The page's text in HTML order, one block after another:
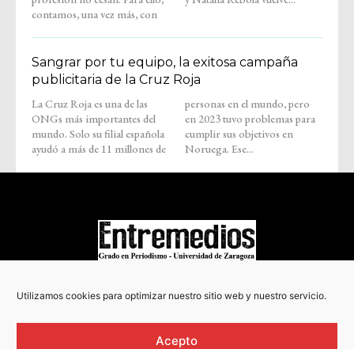
Utilizamos cookies para optimizar nuestro sitio web y nuestro servicio.
Acepto
contamos, una vez más, con
Sangrar por tu equipo, la exitosa campaña
publicitaria de la Cruz Roja
La Cruz Roja es una de las
ONGs más importantes del
mundo. Solo su filial española
ayudó a más de 11 millones de
personas en el mundo, pero
en 2023 tuvo problemas para
cumplir sus objetivos en
Noruega. Ese...